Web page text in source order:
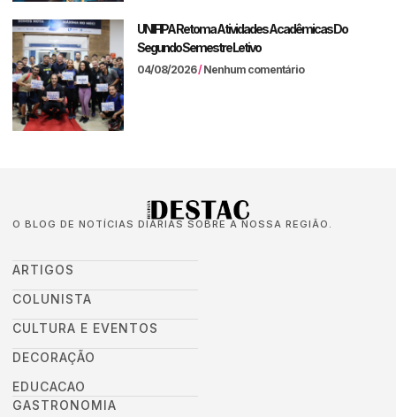
UNIFIPA Retoma Atividades Acadêmicas Do
Segundo Semestre Letivo
04/08/2026 Nenhum comentário
O BLOG DE NOTÍCIAS DIÁRIAS SOBRE A NOSSA REGIÃO.
ARTIGOS
COLUNISTA
CULTURA E EVENTOS
DECORAÇÃO
EDUCACAO
GASTRONOMIA